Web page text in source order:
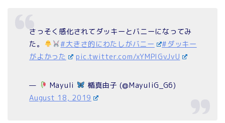
さっそく感化されてダッキーとバニーになってみ
た。
#大きさ的にわたしがバニー
#ダッキー
がよかった
pic.twitter.com/xYMPlGvJvU
— Mayuli
楯真由子 (@MayuliG_G6)
August 18, 2019